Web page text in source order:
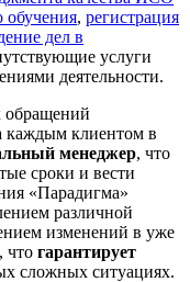
обучения, регистрация
дел в
услуги
деятельности.
клиентом в
менеджер, что
сроки и вести
«Парадигма»
различной
изменений в уже
что гарантирует
сложных ситуациях.